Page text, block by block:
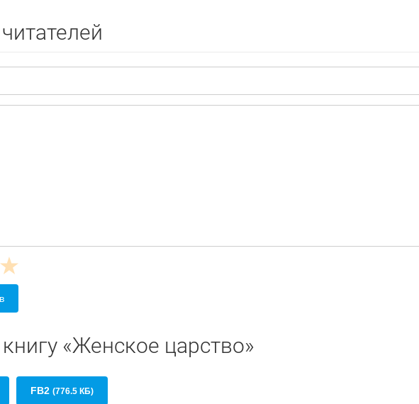
«Женское царство»
FB2 (776.5 КБ)